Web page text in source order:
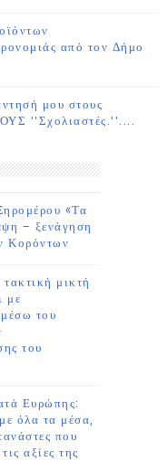
από τον Δήμο
μου στους
''Σχολιαστές.''....
«Τα
– ξενάγηση
Κορόντων
μικτή
με
του
του
Ευρώπης:
όλα τα μέσα,
που
αξίες της